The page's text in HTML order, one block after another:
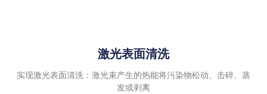
激光表面清洗
实现激光表面清洗：激光束产生的热能将污染物松动、击碎、蒸
发或剥离